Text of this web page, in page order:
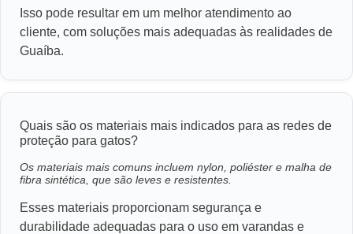
Isso pode resultar em um melhor atendimento ao
cliente, com soluções mais adequadas às realidades de
Guaíba.
Quais são os materiais mais indicados para as redes de
proteção para gatos?
Os materiais mais comuns incluem nylon, poliéster e malha de
fibra sintética, que são leves e resistentes.
Esses materiais proporcionam segurança e
durabilidade adequadas para o uso em varandas e